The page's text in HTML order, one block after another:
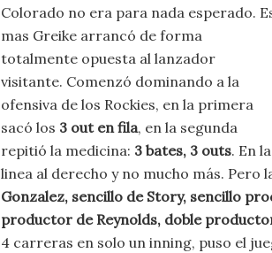
Colorado no era para nada esperado.
mas Greike arrancó de forma
totalmente opuesta al lanzador
visitante. Comenzó dominando a la
ofensiva de los Rockies, en la primera
sacó los 3 out en fila, en la segunda
repitió la medicina: 3 bates, 3 outs. En
linea al derecho y no mucho más. Pero
Gonzalez, sencillo de Story, sencillo
productor de Reynolds, doble
4 carreras en solo un inning, puso el